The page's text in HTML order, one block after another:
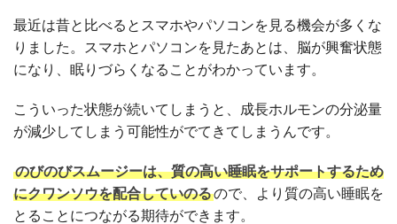
最近は昔と比べるとスマホやパソコンを見る機会が多くな
りました。スマホとパソコンを見たあとは、脳が興奮状態
になり、眠りづらくなることがわかっています。
こういった状態が続いてしまうと、成長ホルモンの分泌量
が減少してしまう可能性がでてきてしまうんです。
のびのびスムージーは、質の高い睡眠をサポートするため
にクワンソウを配合していのるので、より質の高い睡眠を
とることにつながる期待ができます。